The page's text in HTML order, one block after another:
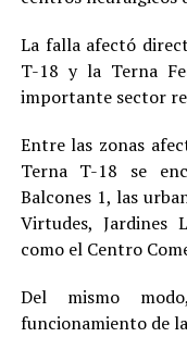
La falla afectó
T-18 y la Terna
importante sector
Entre las zonas
Terna T-18 se
Balcones 1, las
Virtudes, Jardines
como el Centro
Del mismo
funcionamiento de